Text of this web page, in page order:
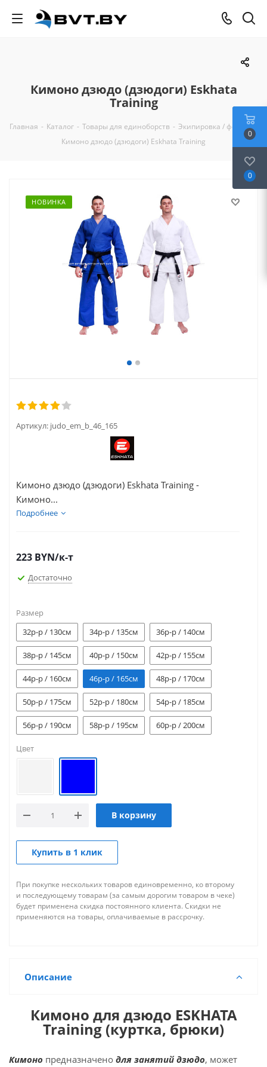
Кимоно дзюдо (дзюдоги) Eskhata
Training
Главная - Каталог - Товары для единоборств - Экипировка / форма -
Кимоно дзюдо (дзюдоги) Eskhata Training
НОВИНКА
Артикул: judo_em_b_46_165
Кимоно дзюдо (дзюдоги) Eskhata Training -
Кимоно...
Подробнее
223 BYN/к-т
Достаточно
Размер
32р-р / 130см
34р-р / 135см 36р-р / 140см
38р-р / 145см 40р-р / 150см 42р-р / 155см
44р-р / 160см 46р-р / 165см 48р-р / 170см
50р-р / 175см 52р-р / 180см 54р-р / 185см
56р-р / 190см 58р-р / 195см 60р-р / 200см
Цвет
В корзину
Купить в 1 клик
При покупке нескольких товаров единовременно, ко второму
и последующему товарам (за самым дорогим товаром в чеке)
будет применена скидка постоянного клиента. Скидки не
применяются на товары, оплачиваемые в рассрочку.
Описание
Кимоно для дзюдо ESKHATA
Training (куртка, брюки)
Кимоно предназначено для занятий дзюдо, может
0
0